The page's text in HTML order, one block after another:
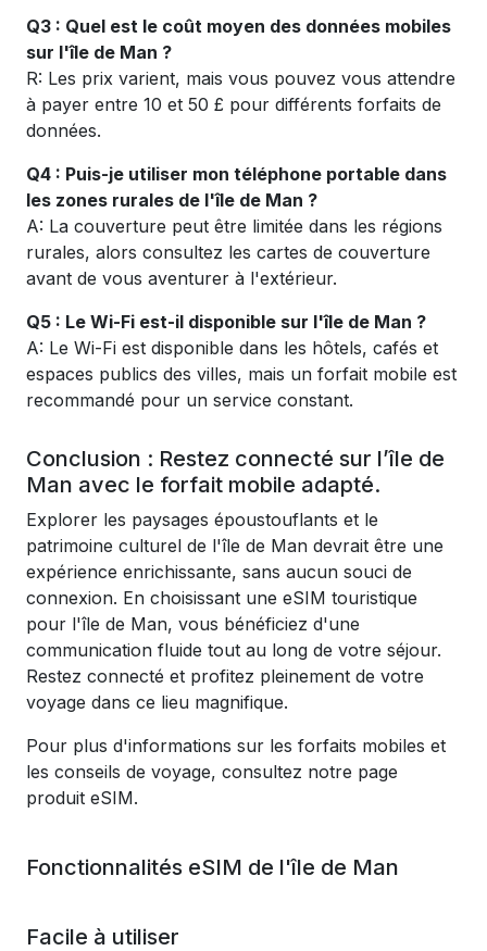
Q3 : Quel est le coût moyen des données mobiles
sur l'île de Man ?
R: Les prix varient, mais vous pouvez vous attendre
à payer entre 10 et 50 £ pour différents forfaits de
données.
Q4 : Puis-je utiliser mon téléphone portable dans
les zones rurales de l'île de Man ?
A: La couverture peut être limitée dans les régions
rurales, alors consultez les cartes de couverture
avant de vous aventurer à l'extérieur.
Q5 : Le Wi-Fi est-il disponible sur l'île de Man ?
A: Le Wi-Fi est disponible dans les hôtels, cafés et
espaces publics des villes, mais un forfait mobile est
recommandé pour un service constant.
Conclusion : Restez connecté sur l’île de
Man avec le forfait mobile adapté.
Explorer les paysages époustouflants et le
patrimoine culturel de l'île de Man devrait être une
expérience enrichissante, sans aucun souci de
connexion. En choisissant une eSIM touristique
pour l'île de Man, vous bénéficiez d'une
communication fluide tout au long de votre séjour.
Restez connecté et profitez pleinement de votre
voyage dans ce lieu magnifique.
Pour plus d'informations sur les forfaits mobiles et
les conseils de voyage, consultez notre page
produit eSIM.
Fonctionnalités eSIM de l'île de Man
Facile à utiliser